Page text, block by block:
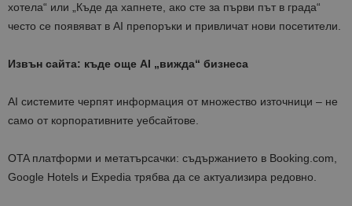
хотела“ или „Къде да хапнете, ако сте за първи път в града“
често се появяват в AI препоръки и привличат нови посетители.
Извън сайта: къде още AI „вижда“ бизнеса
AI системите черпят информация от множество източници – не
само от корпоративните уебсайтове.
OTA платформи и метатърсачки: съдържанието в Booking.com,
Google Hotels и Expedia трябва да се актуализира редовно.